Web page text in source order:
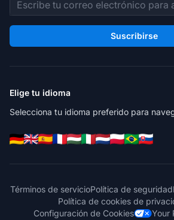
Suscribirse
Elige tu idioma
Selecciona tu idioma preferido para
Términos de servicioPolítica de seguridad
Política de cookies de
Configuración de Cookies
Your